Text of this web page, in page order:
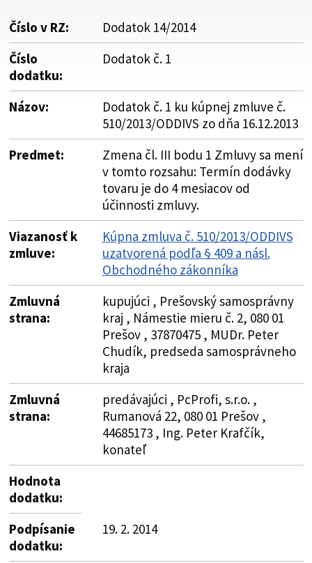
Číslo v RZ:
Dodatok 14/2014
Číslo
dodatku:
Dodatok č. 1
Názov:
Dodatok č. 1 ku kúpnej zmluve č.
510/2013/ODDIVS zo dňa 16.12.2013
Predmet:
Zmena čl. III bodu 1 Zmluvy sa mení
v tomto rozsahu: Termín dodávky
tovaru je do 4 mesiacov od
účinnosti zmluvy.
Viazanosť k
zmluve:
Kúpna zmluva č. 510/2013/ODDIVS
uzatvorená podľa § 409 a násl.
Obchodného zákonníka
Zmluvná
strana:
kupujúci , Prešovský samosprávny
kraj , Námestie mieru č. 2, 080 01
Prešov , 37870475 , MUDr. Peter
Chudík, predseda samosprávneho
kraja
Zmluvná
strana:
predávajúci , PcProfi, s.r.o. ,
Rumanová 22, 080 01 Prešov ,
44685173 , Ing. Peter Krafčík,
konateľ
Hodnota
dodatku:
Podpísanie
dodatku:
19. 2. 2014